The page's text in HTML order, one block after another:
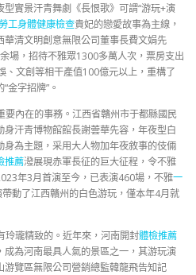
實景汗青舞劇《長恨歌》可謂“游玩+演
工身體健康檢查貴妃的戀愛故事為主線，
清文明創意無限公司董事長費文娟先
場，招待不雅眾1300多萬人次，票房支出
、文創等相干產值100億元以上，重構了
金字招牌”。
要內在的事務。江西省贛州市于都縣國民
汗青博物館館長謝蕓華先容，年夜型白
為主題，采用大人物加年夜敘事的伎倆
推薦潑展現赤軍長征的巨大征程，令不雅
年3月首演至今，已表演460場，不雅一
動了江西贛州的白色游玩，僅本年4月就
玲瓏精致的。近年來，河南開封體檢推薦
為河南最具人氣的景區之一，其游玩演
覽區無限公司營銷總監韓龍飛告知記